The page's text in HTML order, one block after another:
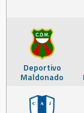
Deportivo
Maldonado